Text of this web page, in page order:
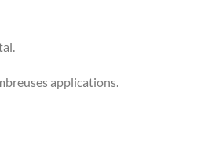
applications.